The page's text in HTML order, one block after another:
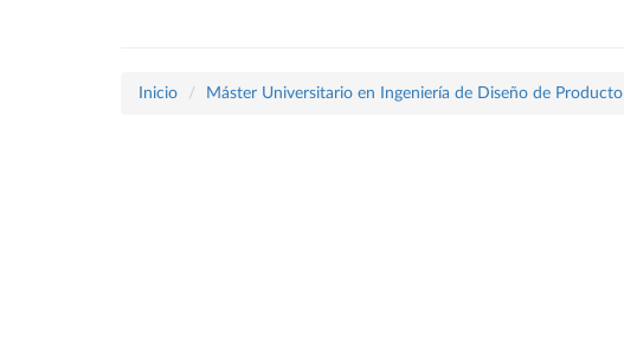
Inicio Máster Universitario en Ingeniería de Diseño de Producto